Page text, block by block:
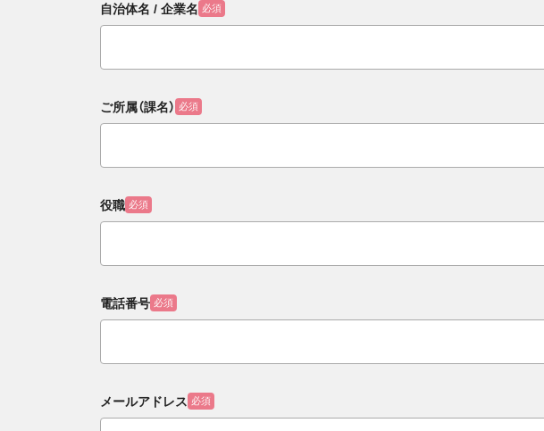
自治体名 / 企業名 必須
ご所属（課名） 必須
役職 必須
電話番号 必須
メールアドレス 必須